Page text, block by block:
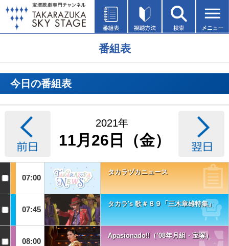
番組表
今日の番組表
2021年
11月26日（金）
07:00
タカラヅカニュース
07:45
タカラ's 歌＃８９「三木章雄特集」
08:00
Apasionado!!（’08年月組・宝塚）